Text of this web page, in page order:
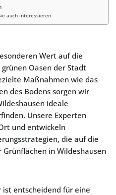
auch interessieren
Wert auf die
Oasen der Stadt
Maßnahmen wie das
des Bodens sorgen wir
ideale
Unsere Experten
und entwickeln
die auf die
in Wildeshausen
ist entscheidend für eine